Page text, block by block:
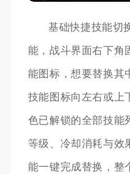
基础快捷技能切
能，战斗界面右下角
能图标，想要替换其
技能图标向左右或上
色已解锁的全部技能
等级、冷却消耗与效
能一键完成替换，整